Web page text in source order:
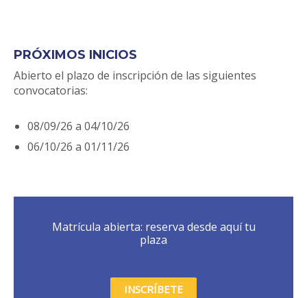
PRÓXIMOS INICIOS
Abierto el plazo de inscripción de las siguientes
convocatorias:
08/09/26 a 04/10/26
06/10/26 a 01/11/26
Matrícula abierta: reserva desde aquí tu
plaza
INSCRÍBETE